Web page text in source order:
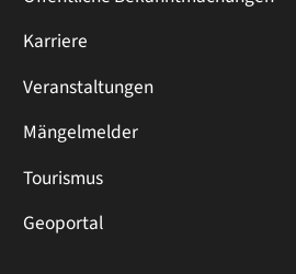
Karriere
Veranstaltungen
Mängelmelder
Tourismus
Geoportal